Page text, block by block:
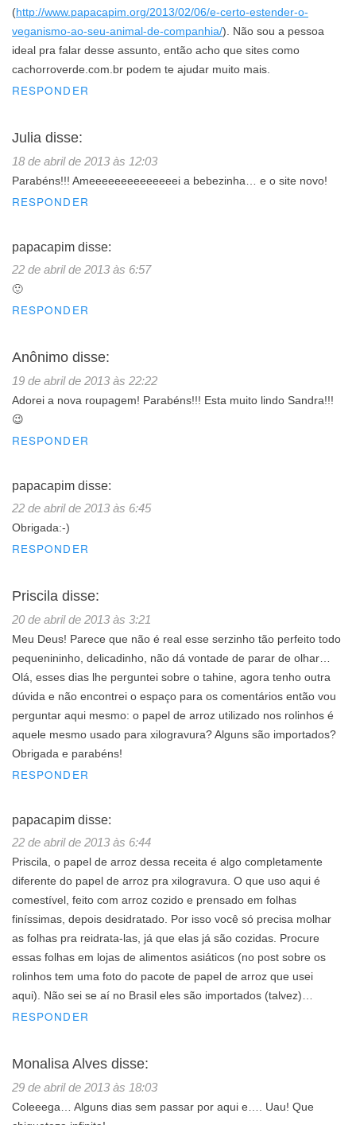
(http://www.papacapim.org/2013/02/06/e-certo-estender-o-
veganismo-ao-seu-animal-de-companhia/). Não sou a pessoa
ideal pra falar desse assunto, então acho que sites como
cachorroverde.com.br podem te ajudar muito mais.
RESPONDER
Julia disse:
18 de abril de 2013 às 12:03
Parabéns!!! Ameeeeeeeeeeeeeei a bebezinha… e o site novo!
RESPONDER
papacapim disse:
22 de abril de 2013 às 6:57
🙂
RESPONDER
Anônimo disse:
19 de abril de 2013 às 22:22
Adorei a nova roupagem! Parabéns!!! Esta muito lindo Sandra!!!
😉
RESPONDER
papacapim disse:
22 de abril de 2013 às 6:45
Obrigada:-)
RESPONDER
Priscila disse:
20 de abril de 2013 às 3:21
Meu Deus! Parece que não é real esse serzinho tão perfeito todo
pequenininho, delicadinho, não dá vontade de parar de olhar…
Olá, esses dias lhe perguntei sobre o tahine, agora tenho outra
dúvida e não encontrei o espaço para os comentários então vou
perguntar aqui mesmo: o papel de arroz utilizado nos rolinhos é
aquele mesmo usado para xilogravura? Alguns são importados?
Obrigada e parabéns!
RESPONDER
papacapim disse:
22 de abril de 2013 às 6:44
Priscila, o papel de arroz dessa receita é algo completamente
diferente do papel de arroz pra xilogravura. O que uso aqui é
comestível, feito com arroz cozido e prensado em folhas
finíssimas, depois desidratado. Por isso você só precisa molhar
as folhas pra reidrata-las, já que elas já são cozidas. Procure
essas folhas em lojas de alimentos asiáticos (no post sobre os
rolinhos tem uma foto do pacote de papel de arroz que usei
aqui). Não sei se aí no Brasil eles são importados (talvez)…
RESPONDER
Monalisa Alves disse:
29 de abril de 2013 às 18:03
Coleeega… Alguns dias sem passar por aqui e…. Uau! Que